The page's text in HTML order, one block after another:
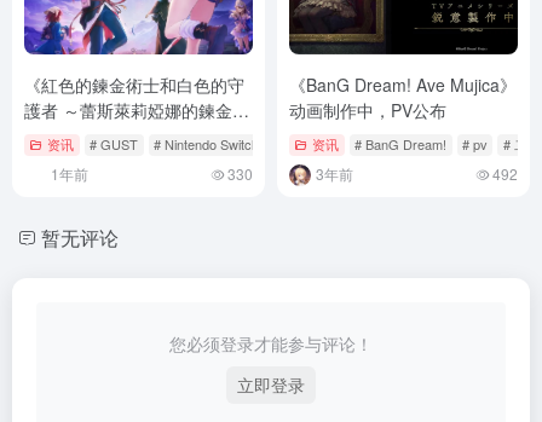
《紅色的鍊金術士和白色的守
護者 ～蕾斯萊莉婭娜的鍊金工
房～》公開最新主視覺、追加
资讯 # GUST # Nintendo Switch # pc
1年前 330
《BanG Dream! Ave Mujica》
动画制作中，PV公布
资讯 # BanG Dream! # pv # 二
3年前 492
暂无评论
您必须登录才能参与评论！
立即登录